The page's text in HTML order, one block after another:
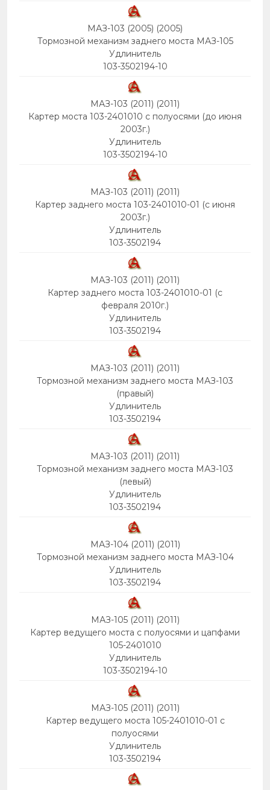
МАЗ-103 (2005) (2005)
Тормозной механизм заднего моста МАЗ-105
Удлинитель
103-3502194-10
МАЗ-103 (2011) (2011)
Картер моста 103-2401010 с полуосями (до июня
2003г.)
Удлинитель
103-3502194-10
МАЗ-103 (2011) (2011)
Картер заднего моста 103-2401010-01 (c июня
2003г.)
Удлинитель
103-3502194
МАЗ-103 (2011) (2011)
Картер заднего моста 103-2401010-01 (c
февраля 2010г.)
Удлинитель
103-3502194
МАЗ-103 (2011) (2011)
Тормозной механизм заднего моста МАЗ-103
(правый)
Удлинитель
103-3502194
МАЗ-103 (2011) (2011)
Тормозной механизм заднего моста МАЗ-103
(левый)
Удлинитель
103-3502194
МАЗ-104 (2011) (2011)
Тормозной механизм заднего моста МАЗ-104
Удлинитель
103-3502194
МАЗ-105 (2011) (2011)
Картер ведущего моста с полуосями и цапфами
105-2401010
Удлинитель
103-3502194-10
МАЗ-105 (2011) (2011)
Картер ведущего моста 105-2401010-01 с
полуосями
Удлинитель
103-3502194